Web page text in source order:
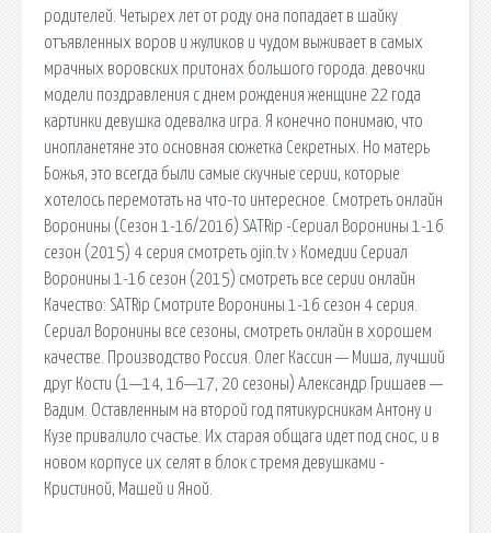
родителей. Четырех лет от роду она попадает в шайку
отъявленных воров и жуликов и чудом выживает в самых
мрачных воровских притонах большого города. девочки
модели поздравления с днем рождения женщине 22 года
картинки девушка одевалка игра. Я конечно понимаю, что
инопланетяне это основная сюжетка Секретных. Но матерь
Божья, это всегда были самые скучные серии, которые
хотелось перемотать на что-то интересное. Смотреть онлайн
Воронины (Сезон 1-16/2016) SATRip -Сериал Воронины 1-16
сезон (2015) 4 серия смотреть ojin.tv › Комедии Сериал
Воронины 1-16 сезон (2015) смотреть все серии онлайн
Качество: SATRip Смотрите Воронины 1-16 сезон 4 серия.
Сериал Воронины все сезоны, смотреть онлайн в хорошем
качестве. Производство Россия. Олег Кассин — Миша, лучший
друг Кости (1—14, 16—17, 20 сезоны) Александр Гришаев —
Вадим. Оставленным на второй год пятикурсникам Антону и
Кузе привалило счастье. Их старая общага идет под снос, и в
новом корпусе их селят в блок с тремя девушками -
Кристиной, Машей и Яной.